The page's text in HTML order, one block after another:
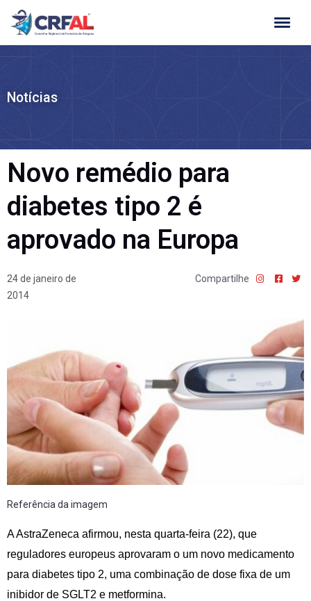
Ir
para
Notícias
Novo remédio para
diabetes tipo 2 é
aprovado na Europa
24 de janeiro de
2014
Compartilhe
Referência da imagem
A AstraZeneca afirmou, nesta quarta-feira (22), que
reguladores europeus aprovaram o um novo medicamento
para diabetes tipo 2, uma combinação de dose fixa de um
inibidor de SGLT2 e metformina.